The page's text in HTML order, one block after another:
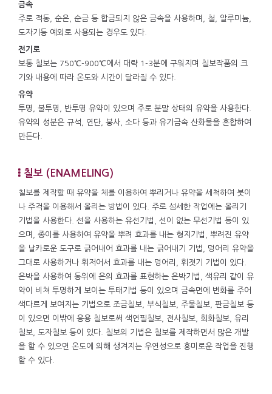
금속
주로 적동, 순은, 순금 등 합금되지 않은 금속을 사용하며, 철, 알루미늄,
도자기등 예외로 사용되는 경우도 있다.
전기로
보통 칠보는 750℃-900℃에서 대략 1-3분에 구워지며 칠보작품의 크
기와 내용에 따라 온도와 시간이 달라질 수 있다.
유약
투명, 불투명, 반투명 유약이 있으며 주로 분말 상태의 유약을 사용한다.
유약의 성분은 규석, 연단, 붕사, 소다 등과 유기금속 산화물을 혼합하여
만든다.
칠보 (ENAMELING)
칠보를 제작할 때 유약을 체를 이용하여 뿌리거나 유약을 세척하여 붓이
나 주걱을 이용해서 올리는 방법이 있다. 주로 섬세한 작업에는 올리기
기법을 사용한다. 선을 사용하는 유선기법, 선이 없는 무선기법 등이 있
으며, 종이를 사용하여 유약을 뿌려 효과를 내는 형지기법, 뿌려진 유약
을 날카로운 도구로 긁어내어 효과를 내는 긁어내기 기법, 덩어리 유약을
그대로 사용하거나 휘저어서 효과를 내는 덩어리, 휘젓기 기법이 있다.
은박을 사용하여 동위에 은의 효과를 표현하는 은박기법, 색유리 같이 유
약이 비쳐 투명하게 보이는 투태기법 등이 있으며 금속면에 변화를 주어
색다르게 보여지는 기법으로 조금칠보, 부식칠보, 주물칠보, 판금칠보 등
이 있으면 이밖에 응용 칠보로써 색연필칠보, 전사칠보, 회화칠보, 유리
칠보, 도자칠보 등이 있다. 칠보의 기법은 칠보를 제작하면서 많은 개발
을 할 수 있으면 온도에 의해 생겨지는 우연성으로 흥미로운 작업을 진행
할 수 있다.